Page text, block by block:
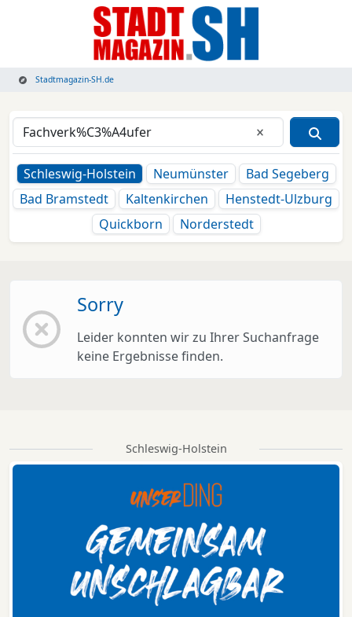
Stadtmagazin-SH.de
Eingabe
Schleswig-Holstein
Neumünster
Bad Segeberg
Bad Bramstedt
Kaltenkirchen
Henstedt-Ulzburg
Quickborn
Norderstedt
Sorry
Leider konnten wir zu Ihrer Suchanfrage
keine Ergebnisse finden.
Schleswig-Holstein